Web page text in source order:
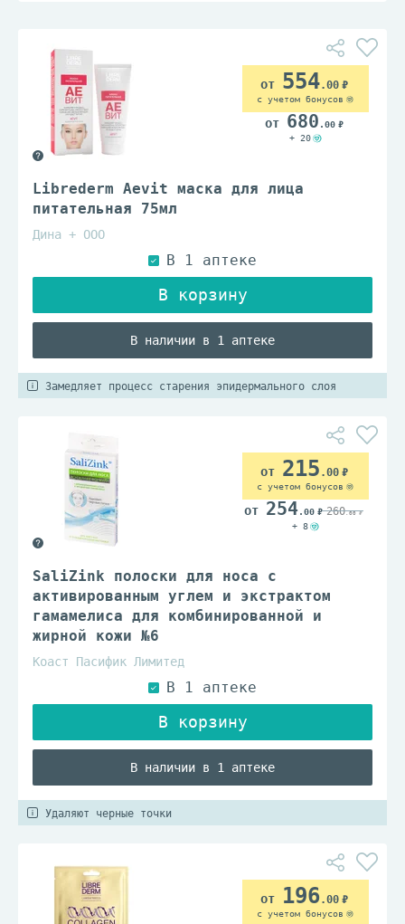
Librederm Aevit маска для лица
питательная 75мл
Дина + ООО
В наличии в 1 аптеке
554.00
с учетом бонусов
680 .00
+ 20
Замедляет процесс старения эпидермального слоя
SaliZink полоски для носа с
активированным углем и экстрактом
гамамелиса для комбинированной и
жирной кожи №6
Коаст Пасифик Лимитед
В наличии в 1 аптеке
215 .00
с учетом бонусов
254.00 260.00
+ 8
Удаляют черные точки
196.00
с учетом бонусов